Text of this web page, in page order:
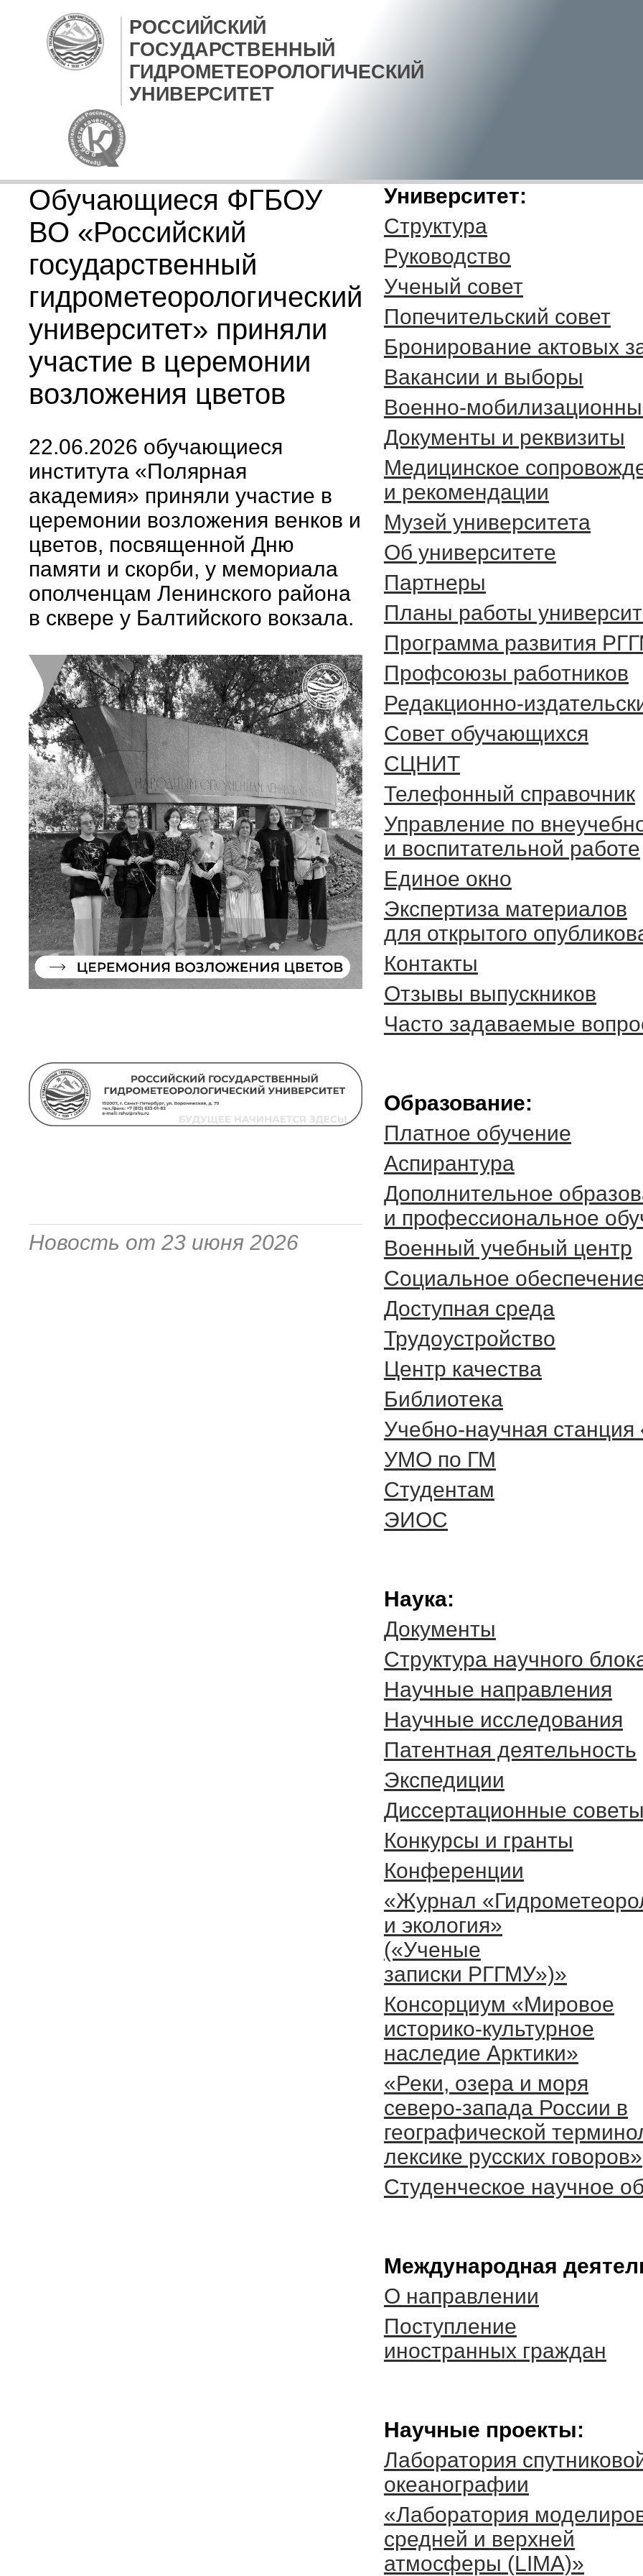
РОССИЙСКИЙ
ГОСУДАРСТВЕННЫЙ
ГИДРОМЕТЕОРОЛОГИЧЕСКИЙ
УНИВЕРСИТЕТ
Обучающиеся ФГБОУ
ВО «Российский
государственный
гидрометеорологический
университет» приняли
участие в церемонии
возложения цветов
22.06.2026 обучающиеся
института «Полярная
академия» приняли участие в
церемонии возложения венков и
цветов, посвященной Дню
памяти и скорби, у мемориала
ополченцам Ленинского района
в сквере у Балтийского вокзала.
Новость от 23 июня 2026
Университет:
Структура
Руководство
Ученый совет
Попечительский совет
Бронирование актовых
Вакансии и выборы
Военно-
Документы и реквизиты
Медицинское
и рекомендации
Музей университета
Об университете
Партнеры
Планы работы
Программа развития
Профсоюзы работников
Редакционно-
Cовет обучающихся
СЦНИТ
Телефонный справочник
Управление по
и воспитательной работе
Единое окно
Экспертиза материалов
для открытого
Контакты
Отзывы выпускников
Часто задаваемые
Образование:
Платное обучение
Аспирантура
Дополнительное
и профессиональное
Военный учебный центр
Социальное
Доступная среда
Трудоустройство
Центр качества
Библиотека
Учебно-научная
УМО по ГМ
Студентам
ЭИОС
Наука:
Документы
Cтруктура научного
Научные направления
Научные исследования
Патентная деятельность
Экспедиции
Диссертационные советы
Конкурсы и гранты
Конференции
«Журнал
и экология»
(«Ученые
записки РГГМУ»)»
Консорциум «Мировое
историко-культурное
наследие Арктики»
«Реки, озера и моря
северо-запада России в
географической
лексике русских говоров»
Студенческое научное
Международная
О направлении
Поступление
иностранных граждан
Научные проекты:
Лаборатория
океанографии
«Лаборатория
средней и верхней
атмосферы (LIMA)»